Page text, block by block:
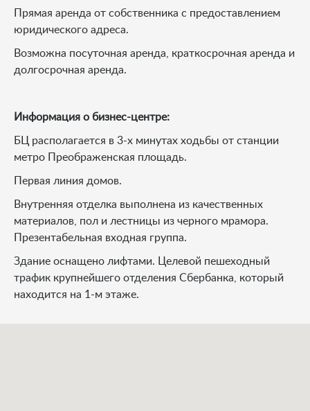
Прямая аренда от собственника с предоставлением
юридического адреса.
Возможна посуточная аренда, краткосрочная аренда и
долгосрочная аренда.
Информация о бизнес-центре:
БЦ располагается в 3-х минутах ходьбы от станции
метро Преображенская площадь.
Первая линия домов.
Внутренняя отделка выполнена из качественных
материалов, пол и лестницы из черного мрамора.
Презентабельная входная группа.
Здание оснащено лифтами. Целевой пешеходный
трафик крупнейшего отделения Сбербанка, который
находится на 1-м этаже.